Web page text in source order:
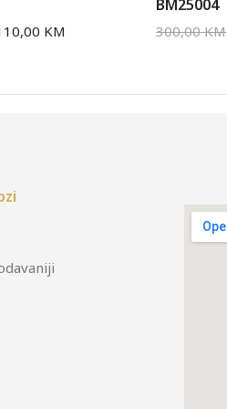
KM
BM25004
300,00KM